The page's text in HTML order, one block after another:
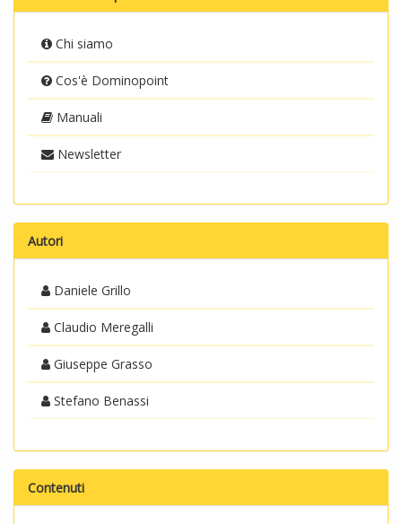
Chi siamo
Cos'è Dominopoint
Manuali
Newsletter
Autori
Daniele Grillo
Claudio Meregalli
Giuseppe Grasso
Stefano Benassi
Contenuti